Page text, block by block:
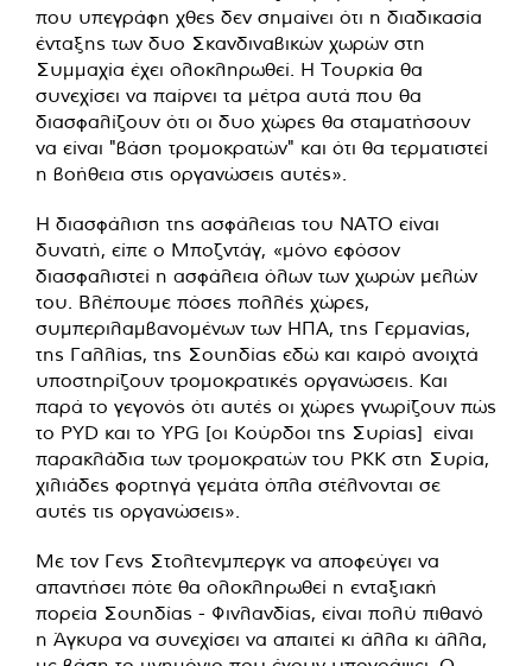
που υπεγράφη χθες δεν σημαίνει ότι η διαδικασία
ένταξης των δυο Σκανδιναβικών χωρών στη
Συμμαχία έχει ολοκληρωθεί. Η Τουρκία θα
συνεχίσει να παίρνει τα μέτρα αυτά που θα
διασφαλίζουν ότι οι δυο χώρες θα σταματήσουν
να είναι "βάση τρομοκρατών" και ότι θα τερματιστεί
η βοήθεια στις οργανώσεις αυτές».
Η διασφάλιση της ασφάλειας του ΝΑΤΟ είναι
δυνατή, είπε ο Μποζντάγ, «μόνο εφόσον
διασφαλιστεί η ασφάλεια όλων των χωρών μελών
του. Βλέπουμε πόσες πολλές χώρες,
συμπεριλαμβανομένων των ΗΠΑ, της Γερμανίας,
της Γαλλίας, της Σουηδίας εδώ και καιρό ανοιχτά
υποστηρίζουν τρομοκρατικές οργανώσεις. Και
παρά το γεγονός ότι αυτές οι χώρες γνωρίζουν πώς
το PYD και το YPG [οι Κούρδοι της Συρίας] είναι
παρακλάδια των τρομοκρατών του PKK στη Συρία,
χιλιάδες φορτηγά γεμάτα όπλα στέλνονται σε
αυτές τις οργανώσεις».
Με τον Γενς Στολτενμπεργκ να αποφεύγει να
απαντήσει πότε θα ολοκληρωθεί η ενταξιακή
πορεία Σουηδίας - Φινλανδίας, είναι πολύ πιθανό
η Άγκυρα να συνεχίσει να απαιτεί κι άλλα κι άλλα,